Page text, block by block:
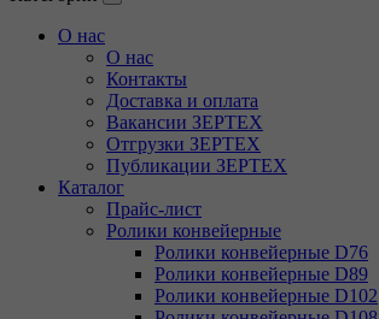
О нас
О нас
Контакты
Доставка и оплата
Вакансии ЗЕРТЕХ
Отгрузки ЗЕРТЕХ
Публикации ЗЕРТЕХ
Каталог
Прайс-лист
Ролики конвейерные
Ролики конвейерные D76
Ролики конвейерные D89
Ролики конвейерные D102